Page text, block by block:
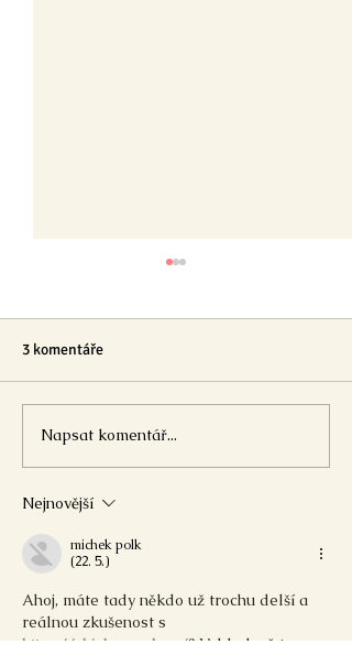
🌍 Země - jednotažka
3 komentáře
Napsat komentář...
Nejnovější
michek polk
(22. 5.)
Ahoj, máte tady někdo už trochu delší a
reálnou zkušenost s
https://chickenrush.cz/? Vzhledově ta